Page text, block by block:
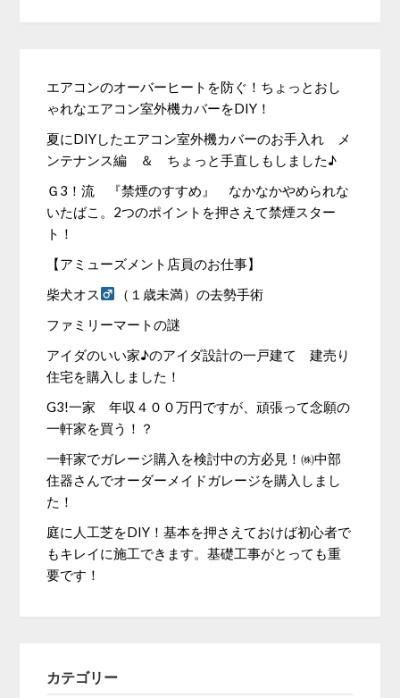
エアコンのオーバーヒートを防ぐ！ちょっとおし
ゃれなエアコン室外機カバーをDIY！
夏にDIYしたエアコン室外機カバーのお手入れ メ
ンテナンス編 ＆ ちょっと手直しもしました♪
Ｇ3！流 『禁煙のすすめ』 なかなかやめられな
いたばこ。2つのポイントを押さえて禁煙スター
ト！
【アミューズメント店員のお仕事】
柴犬オス
（１歳未満）の去勢手術
ファミリーマートの謎
アイダのいい家♪のアイダ設計の一戸建て 建売り
住宅を購入しました！
G3!一家 年収４００万円ですが、頑張って念願の
一軒家を買う！？
一軒家でガレージ購入を検討中の方必見！㈱中部
住器さんでオーダーメイドガレージを購入しまし
た！
庭に人工芝をDIY！基本を押さえておけば初心者で
もキレイに施工できます。基礎工事がとっても重
要です！
カテゴリー